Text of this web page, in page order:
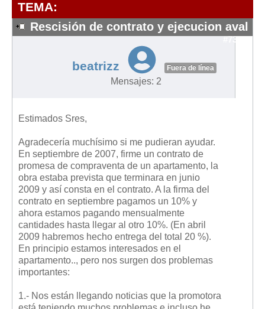
Formularios sobre Propiedad Horizontal
Modelos de Convocatoria de Junta de Propietarios
Modelos de Acta de Junta de Propietarios
Requerimientos y comunicaciones
Legislación sobre Adquisición de Vivienda en Propiedad
Legislación de interés práctico
Diccionario
Usuario
Entrar / Salir
Mis boletines
TEMA:
Rescisión de contrato y ejecucion aval
#7399
beatrizz Fuera de línea
Mensajes: 2
Estimados Sres,
Agradecería muchísimo si me pudieran ayudar.
En septiembre de 2007, firme un contrato de
promesa de compraventa de un apartamento, la
obra estaba prevista que terminara en junio
2009 y así consta en el contrato. A la firma del
contrato en septiembre pagamos un 10% y
ahora estamos pagando mensualmente
cantidades hasta llegar al otro 10%. (En abril
2009 habremos hecho entrega del total 20 %).
En principio estamos interesados en el
apartamento.., pero nos surgen dos problemas
importantes:
1.- Nos están llegando noticias que la promotora